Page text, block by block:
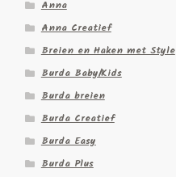
Anna
Anna Creatief
Breien en Haken met Style
Burda Baby/Kids
Burda breien
Burda Creatief
Burda Easy
Burda Plus